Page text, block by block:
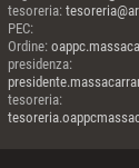
tesoreria:
PEC:
Ordine:
presidenza:
tesoreria: